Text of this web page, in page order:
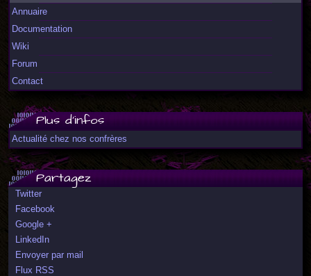
Annuaire
Documentation
Wiki
Forum
Contact
Plus d'infos
Actualité chez nos confrères
Partagez
Twitter
Facebook
Google +
LinkedIn
Envoyer par mail
Flux RSS